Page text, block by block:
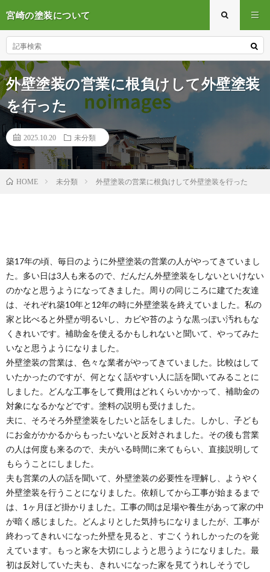
宮崎の塗装について
外壁塗装の営業に根負けして外壁塗装
を行った
2025.10.20 未分類
HOME 未分類 外壁塗装の営業に根負けして外壁塗装を行った
築17年の頃、毎日のように外壁塗装の営業の人がやってきていまし
た。多い日は3人も来るので、だんだん外壁塗装をしないといけない
のかなと思うようになってきました。周りの同じころに建てた友達
は、それぞれ築10年と12年の時に外壁塗装を終えていました。私の
家と比べると外壁が明るいし、カビや苔のような黒っぽい汚れもな
くきれいです。補助金を使えるかもしれないと聞いて、やってみた
いなと思うようになりました。
外壁塗装の営業は、色々な業者がやってきていました。比較はして
いたかったのですが、何となく話やすい人に話を聞いてみることに
しました。どんな工事をして費用はどれくらいかかって、補助金の
対象になるかなどです。塗料の説明も受けました。
夫に、そろそろ外壁塗装をしたいと話をしました。しかし、子ども
にお金がかかるからもったいないと反対されました。その後も営業
の人は何度も来るので、夫がいる時間に来てもらい、直接説明して
もらうことにしました。
夫も営業の人の話を聞いて、外壁塗装の必要性を理解し、ようやく
外壁塗装を行うことになりました。依頼してから工事が始まるまで
は、1ヶ月ほど掛かりました。工事の間は足場や養生があって家の中
が暗く感じました。どんよりとした気持ちになりましたが、工事が
終わってきれいになった外壁を見ると、すごくうれしかったのを覚
えています。もっと家を大切にしようと思うようになりました。最
初は反対していた夫も、きれいになった家を見てうれしそうでし